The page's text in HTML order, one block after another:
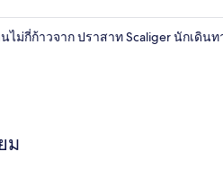
ไม่กี่ก้าวจาก ปราสาท Scaliger นักเดิ
ม